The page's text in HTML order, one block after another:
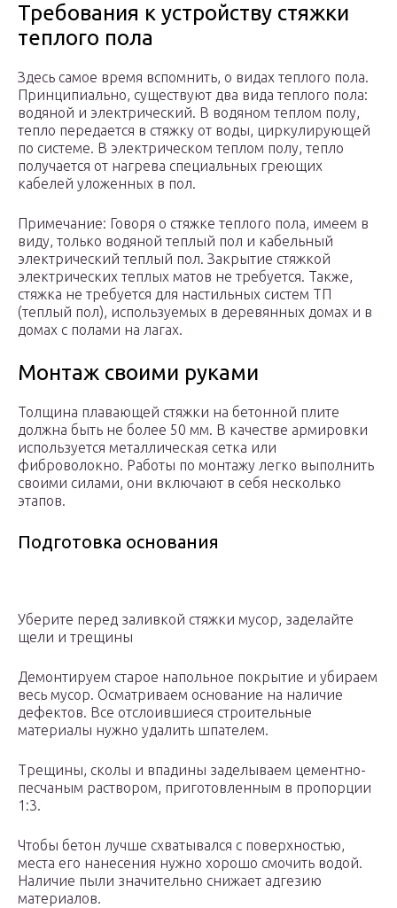
Требования к устройству стяжки
теплого пола
Здесь самое время вспомнить, о видах теплого пола.
Принципиально, существуют два вида теплого пола:
водяной и электрический. В водяном теплом полу,
тепло передается в стяжку от воды, циркулирующей
по системе. В электрическом теплом полу, тепло
получается от нагрева специальных греющих
кабелей уложенных в пол.
Примечание: Говоря о стяжке теплого пола, имеем в
виду, только водяной теплый пол и кабельный
электрический теплый пол. Закрытие стяжкой
электрических теплых матов не требуется. Также,
стяжка не требуется для настильных систем ТП
(теплый пол), используемых в деревянных домах и в
домах с полами на лагах.
Монтаж своими руками
Толщина плавающей стяжки на бетонной плите
должна быть не более 50 мм. В качестве армировки
используется металлическая сетка или
фиброволокно. Работы по монтажу легко выполнить
своими силами, они включают в себя несколько
этапов.
Подготовка основания
Уберите перед заливкой стяжки мусор, заделайте
щели и трещины
Демонтируем старое напольное покрытие и убираем
весь мусор. Осматриваем основание на наличие
дефектов. Все отслоившиеся строительные
материалы нужно удалить шпателем.
Трещины, сколы и впадины заделываем цементно-
песчаным раствором, приготовленным в пропорции
1:3.
Чтобы бетон лучше схватывался с поверхностью,
места его нанесения нужно хорошо смочить водой.
Наличие пыли значительно снижает адгезию
материалов.